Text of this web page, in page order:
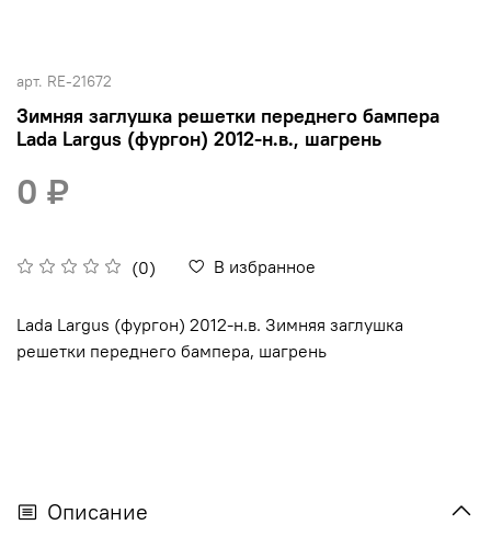
арт. RE-21672
Зимняя заглушка решетки переднего бампера
Lada Largus (фургон) 2012-н.в., шагрень
(0) В избранное
0 ₽
Lada Largus (фургон) 2012-н.в. Зимняя заглушка
решетки переднего бампера, шагрень
Описание